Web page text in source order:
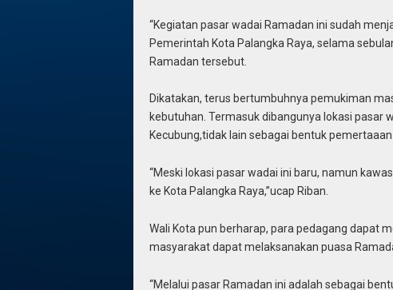
“Kegiatan pasar wadai Ramadan ini sudah
Pemerintah Kota Palangka Raya, selama
Ramadan tersebut.
Dikatakan, terus bertumbuhnya pemukiman
kebutuhan. Termasuk dibangunya lokasi pasar
Kecubung,tidak lain sebagai bentuk
“Meski lokasi pasar wadai ini baru, namun
ke Kota Palangka Raya,”ucap Riban.
Wali Kota pun berharap, para pedagang dapat
masyarakat dapat melaksanakan puasa
“Melalui pasar Ramadan ini adalah sebagai